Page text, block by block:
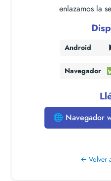
enlazamos la
Android
Navegador
🌐 Navegador
← Volver